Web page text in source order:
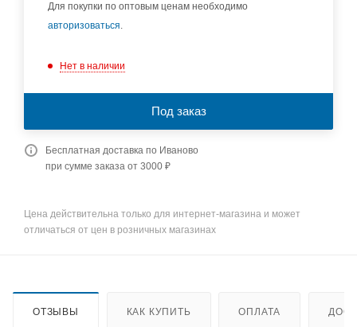
Для покупки по оптовым ценам необходимо
авторизоваться.
Нет в наличии
Под заказ
Бесплатная доставка по Иваново
при сумме заказа от 3000 ₽
Цена действительна только для интернет-магазина и может
отличаться от цен в розничных магазинах
ОТЗЫВЫ КАК КУПИТЬ ОПЛАТА